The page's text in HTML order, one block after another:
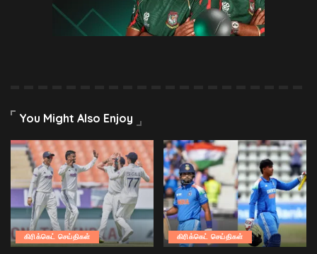
You Might Also Enjoy
கிரிக்கெட் செய்திகள் கிரிக்கெட் செய்திகள்